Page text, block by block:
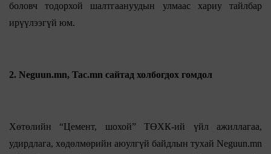
боловч тодорхой шалтгаануудын улмаас хариу тайлбар
ирүүлээгүй юм.
2. Neguun.mn, Tac.mn сайтад холбогдох гомдол
Хөтөлийн “Цемент, шохой” ТӨХК-ий үйл ажиллагаа,
удирдлага, хөдөлмөрийн аюулгүй байдлын тухай Neguun.mn